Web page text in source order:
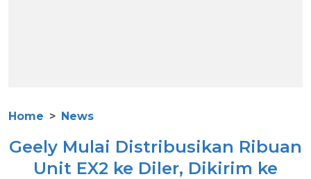
Home News
Geely Mulai Distribusikan Ribuan
Unit EX2 ke Diler, Dikirim ke